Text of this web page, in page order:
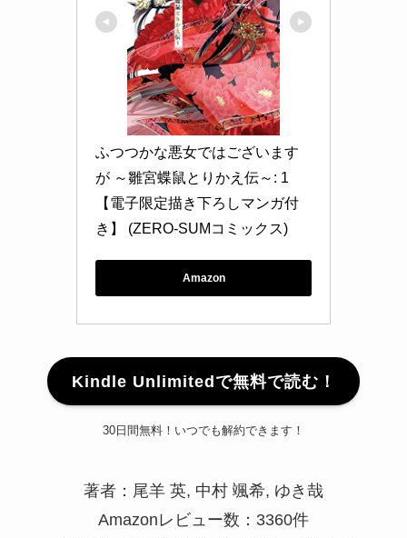
ふつつかな悪女ではございます
が ～雛宮蝶鼠とりかえ伝～: 1
【電子限定描き下ろしマンガ付
き】 (ZERO-SUMコミックス)
Amazon
Kindle Unlimitedで無料で読む！
30日間無料！いつでも解約できます！
著者：尾羊 英, 中村 颯希, ゆき哉
Amazonレビュー数：3360件